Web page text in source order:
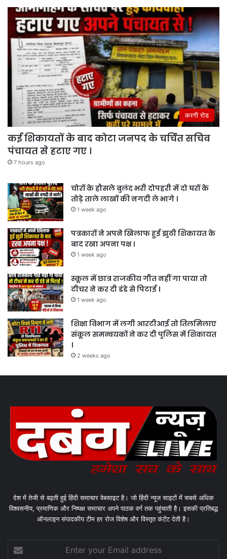
करगी रोड
कई शिकायतों के बाद कोटा जनपद के चर्चित सचिव
पंचायत से हटाए गए ।
7 hours ago
चोरों के हौसले बुलंद भरी दोपहरी में दो घरों के
तोड़े ताले लाखों की नगदी ले भागे ।
1 week ago
पत्रकारों ने अपने खिलाफ हुई झुठी शिकायत के
बाद रखा अपना पक्ष ।
1 week ago
स्कूल में छात्र राजकीय गीत नहीं गा पाया तो
टीचर ने कर दी डंडे से पिटाई ।
1 week ago
शिक्षा विभाग में लगी आरटीआई तो तिलमिलाए
संकूल समन्वयकों ने कर दी पुलिस में शिकायत
।
2 weeks ago
देश में तेजी से बढ़ती हुई हिंदी समाचार वेबसाइट है। जो हिंदी न्यूज साइटों में सबसे अधिक
विश्वसनीय, प्रमाणिक और निष्पक्ष समाचार अपने पाठक वर्ग तक पहुंचाती है। इसकी प्रतिबद्ध
ऑनलाइन संपादकीय टीम हर रोज विशेष और विस्तृत कंटेंट देती है।
your